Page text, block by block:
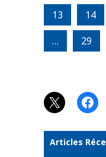
13 14
…
29
X
Articles